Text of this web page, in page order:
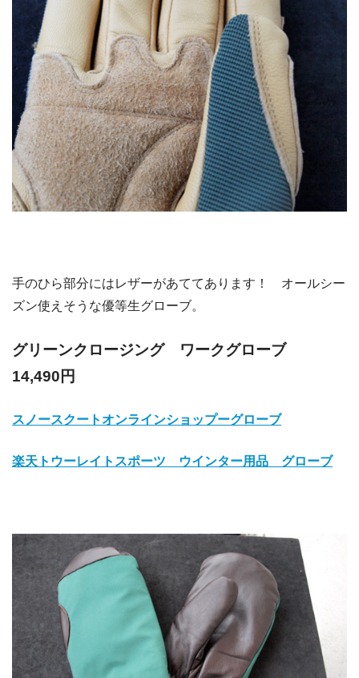
手のひら部分にはレザーがあててあります！ オールシー
ズン使えそうな優等生グローブ。
グリーンクロージング ワークグローブ
14,490円
スノースクートオンラインショップーグローブ
楽天トウーレイトスポーツ ウインター用品 グローブ